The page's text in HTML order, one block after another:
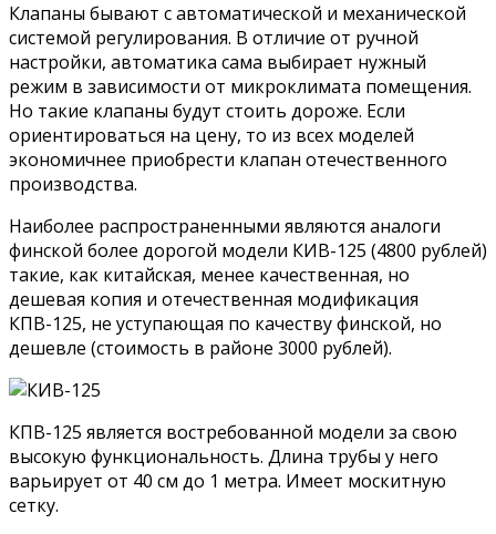
Клапаны бывают с автоматической и механической
системой регулирования. В отличие от ручной
настройки, автоматика сама выбирает нужный
режим в зависимости от микроклимата помещения.
Но такие клапаны будут стоить дороже. Если
ориентироваться на цену, то из всех моделей
экономичнее приобрести клапан отечественного
производства.
Наиболее распространенными являются аналоги
финской более дорогой модели КИВ-125 (4800 рублей)
такие, как китайская, менее качественная, но
дешевая копия и отечественная модификация
КПВ-125, не уступающая по качеству финской, но
дешевле (стоимость в районе 3000 рублей).
КПВ-125 является востребованной модели за свою
высокую функциональность. Длина трубы у него
варьирует от 40 см до 1 метра. Имеет москитную
сетку.